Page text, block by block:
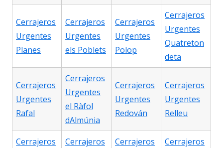
Cerrajeros
Urgentes
Planes
Cerrajeros
Urgentes
els Poblets
Cerrajeros
Urgentes
Polop
Cerrajeros
Urgentes
Quatreton
deta
Cerrajeros
Urgentes
Rafal
Cerrajeros
Urgentes
el Ràfol
dAlmúnia
Cerrajeros
Urgentes
Redován
Cerrajeros
Urgentes
Relleu
Cerrajeros
Cerrajeros
Cerrajeros
Cerrajeros